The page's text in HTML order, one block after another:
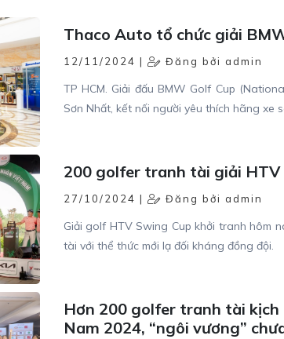
Thaco Auto tổ chức giải
12/11/2024 | Đăng bởi admin
TP HCM. Giải đấu BMW Golf Cup
Sơn Nhất, kết nối người yêu thích hãng xe
200 golfer tranh tài giải
27/10/2024 | Đăng bởi admin
Giải golf HTV Swing Cup khởi tranh hôm
tài với thể thức mới lạ đối kháng đồng đội.
Hơn 200 golfer tranh tài
Nam 2024, “ngôi vương”